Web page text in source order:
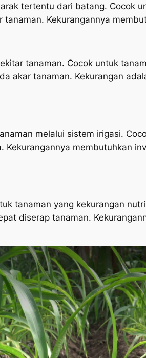
tertentu dari batang. Cocok
Kekurangannya
tanaman. Cocok untuk
akar tanaman. Kekurangan
melalui sistem irigasi.
membutuhkan
tanaman yang kekurangan
diserap tanaman.